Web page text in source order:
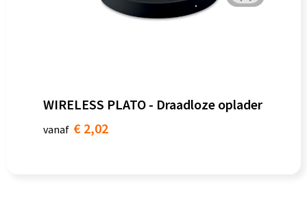
WIRELESS PLATO - Draadloze oplader
vanaf € 2,02